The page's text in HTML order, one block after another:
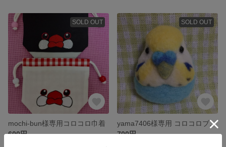
SOLD OUT
mochi-bun様専用コロコロ巾着
600円
SOLD OUT
yama7406様専用 コロコロブローチ
700円